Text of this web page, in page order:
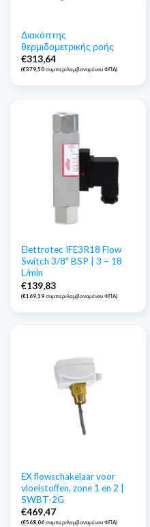
Διακόπτης
θερμιδομετρικής ροής
€313,64
(€379,50 συμπεριλαμβανομένου ΦΠΑ)
Elettrotec IFE3R18 Flow
Switch 3/8″ BSP | 3 – 18
L/min
€139,83
(€169,19 συμπεριλαμβανομένου ΦΠΑ)
EX flowschakelaar voor
vloeistoffen, zone 1 en 2 |
SWBT-2G
€469,47
(€568,06 συμπεριλαμβανομένου ΦΠΑ)